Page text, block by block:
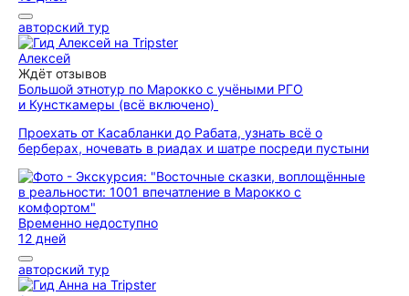
авторский тур
Алексей
Ждёт отзывов
Большой этнотур по Марокко с учёными РГО
и Кунсткамеры (всё включено)
Проехать от Касабланки до Рабата, узнать всё о
берберах, ночевать в риадах и шатре посреди пустыни
Временно недоступно
12 дней
авторский тур